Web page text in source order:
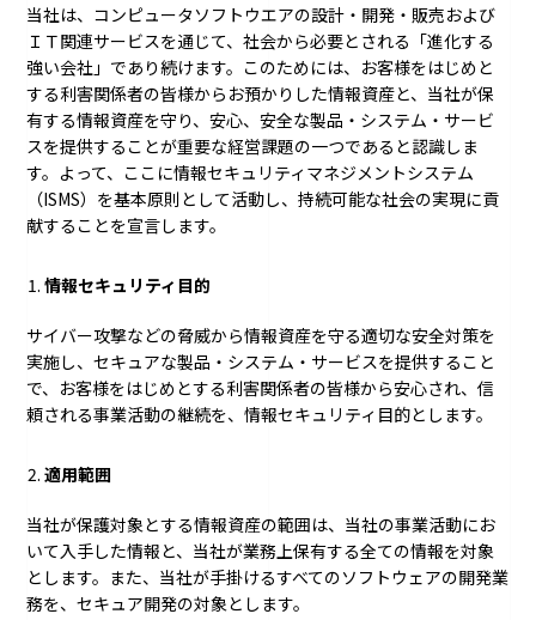
当社は、コンピュータソフトウエアの設計・開発・販売および
ＩＴ関連サービスを通じて、社会から必要とされる「進化する
強い会社」であり続けます。このためには、お客様をはじめと
する利害関係者の皆様からお預かりした情報資産と、当社が保
有する情報資産を守り、安心、安全な製品・システム・サービ
スを提供することが重要な経営課題の一つであると認識しま
す。よって、ここに情報セキュリティマネジメントシステム
（ISMS）を基本原則として活動し、持続可能な社会の実現に貢
献することを宣言します。
情報セキュリティ目的
サイバー攻撃などの脅威から情報資産を守る適切な安全対策を
実施し、セキュアな製品・システム・サービスを提供すること
で、お客様をはじめとする利害関係者の皆様から安心され、信
頼される事業活動の継続を、情報セキュリティ目的とします。
適用範囲
当社が保護対象とする情報資産の範囲は、当社の事業活動にお
いて入手した情報と、当社が業務上保有する全ての情報を対象
とします。また、当社が手掛けるすべてのソフトウェアの開発業
務を、セキュア開発の対象とします。